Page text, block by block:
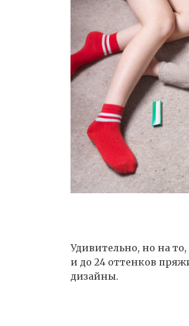
Удивительно, но на
и до 24 оттенков
дизайны.